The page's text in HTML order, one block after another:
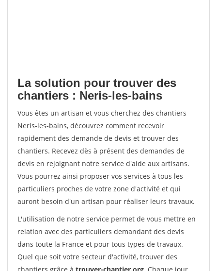
La solution pour trouver des
chantiers : Neris-les-bains
Vous êtes un artisan et vous cherchez des chantiers
Neris-les-bains, découvrez comment recevoir
rapidement des demande de devis et trouver des
chantiers. Recevez dès à présent des demandes de
devis en rejoignant notre service d'aide aux artisans.
Vous pourrez ainsi proposer vos services à tous les
particuliers proches de votre zone d'activité et qui
auront besoin d'un artisan pour réaliser leurs travaux.
L'utilisation de notre service permet de vous mettre en
relation avec des particuliers demandant des devis
dans toute la France et pour tous types de travaux.
Quel que soit votre secteur d'activité, trouver des